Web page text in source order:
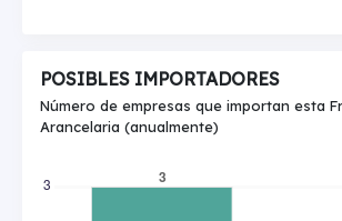
POSIBLES IMPORTADORES
Número de empresas que importan esta
Arancelaria (anualmente)